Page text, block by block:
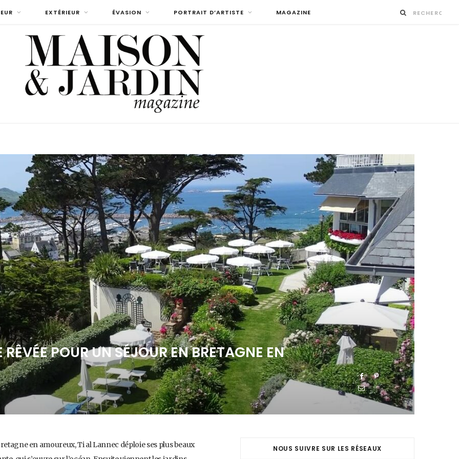
EXTÉRIEUR ÉVASION PORTRAIT D’ARTISTE MAGAZINE
POUR UN SÉJOUR EN BRETAGNE EN
en amoureux, Ti al Lannec déploie ses plus beaux
NOUS SUIVRE SUR LES RÉSEAUX